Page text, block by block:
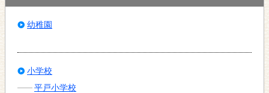
幼稚園
小学校
平戸小学校